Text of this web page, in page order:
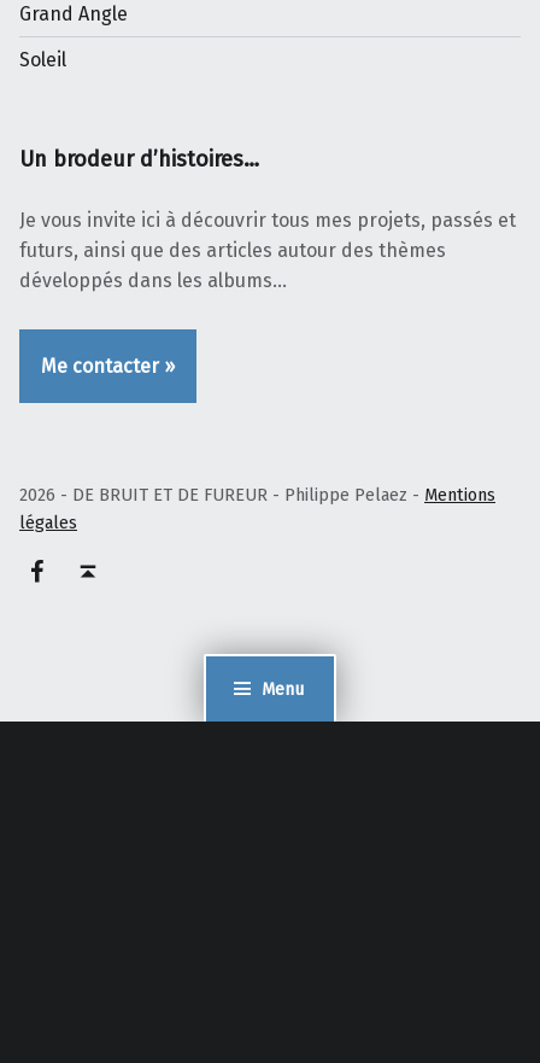
Menu
Grand Angle
Soleil
Un brodeur d’histoires…
Je vous invite ici à découvrir tous mes projets, passés et
futurs, ainsi que des articles autour des thèmes
développés dans les albums…
Me contacter »
2026 - DE BRUIT ET DE FUREUR - Philippe Pelaez - Mentions
légales
Facebook – Philippe Pelaez